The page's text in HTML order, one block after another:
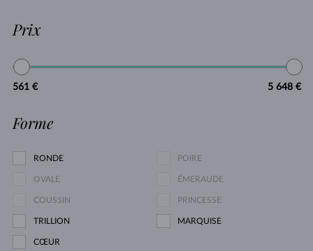
Prix
561 € 5 648 €
Forme
RONDE POIRE
OVALE ÉMERAUDE
COUSSIN PRINCESSE
TRILLION MARQUISE
CŒUR